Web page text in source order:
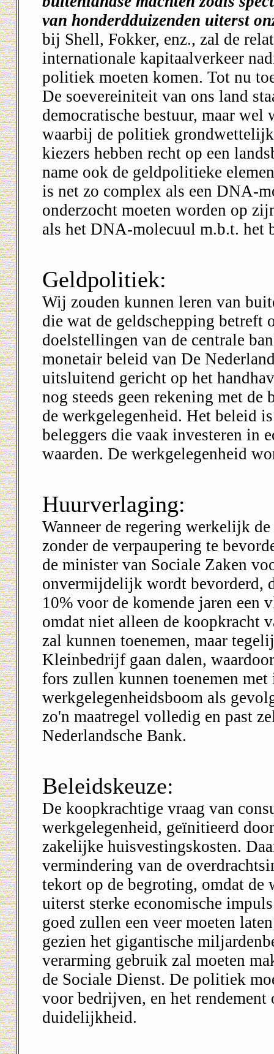
van honderdduizenden uiterst
bij Shell, Fokker, enz., zal de
internationale kapitaalverkeer
politiek moeten komen. Tot nu
De soevereiniteit van ons land
democratische bestuur, maar
waarbij de politiek
kiezers hebben recht op een
name ook de geldpolitieke
is net zo complex als een DNA-
onderzocht moeten worden op
als het DNA-molecuul m.b.t. het
Geldpolitiek:
Wij zouden kunnen leren van
die wat de geldschepping betreft
doelstellingen van de centrale
monetair beleid van De
uitsluitend gericht op het
nog steeds geen rekening met
de werkgelegenheid. Het beleid
beleggers die vaak investeren in
waarden. De werkgelegenheid
Huurverlaging:
Wanneer de regering werkelijk
zonder de verpaupering te
de minister van Sociale Zaken
onvermijdelijk wordt bevorderd,
10% voor de komende jaren een
omdat niet alleen de koopkracht
zal kunnen toenemen, maar
Kleinbedrijf gaan dalen,
fors zullen kunnen toenemen
werkgelegenheidsboom als
zo'n maatregel volledig en past
Nederlandsche Bank.
Beleidskeuze:
De koopkrachtige vraag van
werkgelegenheid, geïnitieerd
zakelijke huisvestingskosten.
vermindering van de
tekort op de begroting, omdat de
uiterst sterke economische
goed zullen een veer moeten
gezien het gigantische
verarming gebruik zal moeten
de Sociale Dienst. De politiek
voor bedrijven, en het
duidelijkheid.